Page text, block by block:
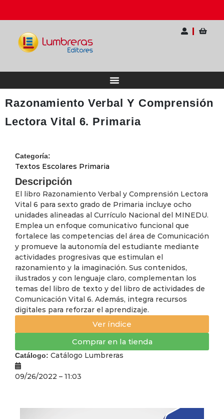
Razonamiento Verbal Y Comprensión
Lectora Vital 6. Primaria
Categoría:
Textos Escolares Primaria
Descripción
El libro Razonamiento Verbal y Comprensión Lectora
Vital 6 para sexto grado de Primaria incluye ocho
unidades alineadas al Currículo Nacional del MINEDU.
Emplea un enfoque comunicativo funcional que
fortalece las competencias del área de Comunicación
y promueve la autonomía del estudiante mediante
actividades progresivas que estimulan el
razonamiento y la imaginación. Sus contenidos,
ilustrados y con lenguaje claro, complementan los
temas del libro de texto y del libro de actividades de
Comunicación Vital 6. Además, integra recursos
digitales para reforzar el aprendizaje.
Ver índice
Comprar en la tienda
Catálogo: Catálogo Lumbreras
09/26/2022 – 11:03